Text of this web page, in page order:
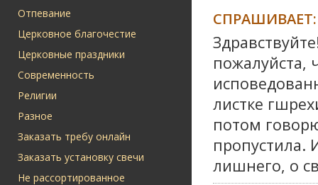
Отпевание
Церковное благочестие
Церковные праздники
Современность
Религии
Разное
Заказать требу онлайн
Заказать установку свечи
Не рассортированное
СПРАШИВАЕТ:
пожалуйста,
листке
потом
пропустила.
лишнего, о